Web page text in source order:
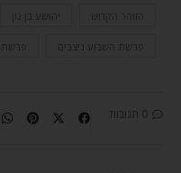
הזוהר הקדוש יהושע בן נון
פרשת השבוע ניצבים פרשת
0 תגובות